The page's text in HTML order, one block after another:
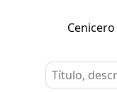
Cenicero